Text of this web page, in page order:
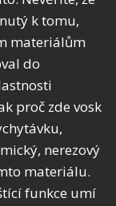
k tomu,
materiálům
do
proč zde vosk
nerezový
materiálu.
funkce umí